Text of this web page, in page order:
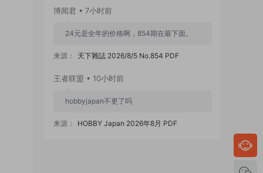
博闻君 • 7小时前
24元是全年的价格啊，854期在最下面。
来源： 天下雜誌 2026/8/5 No.854 PDF
王者联盟 • 10小时前
hobbyjapan不更了吗
来源： HOBBY Japan 2026年8月 PDF